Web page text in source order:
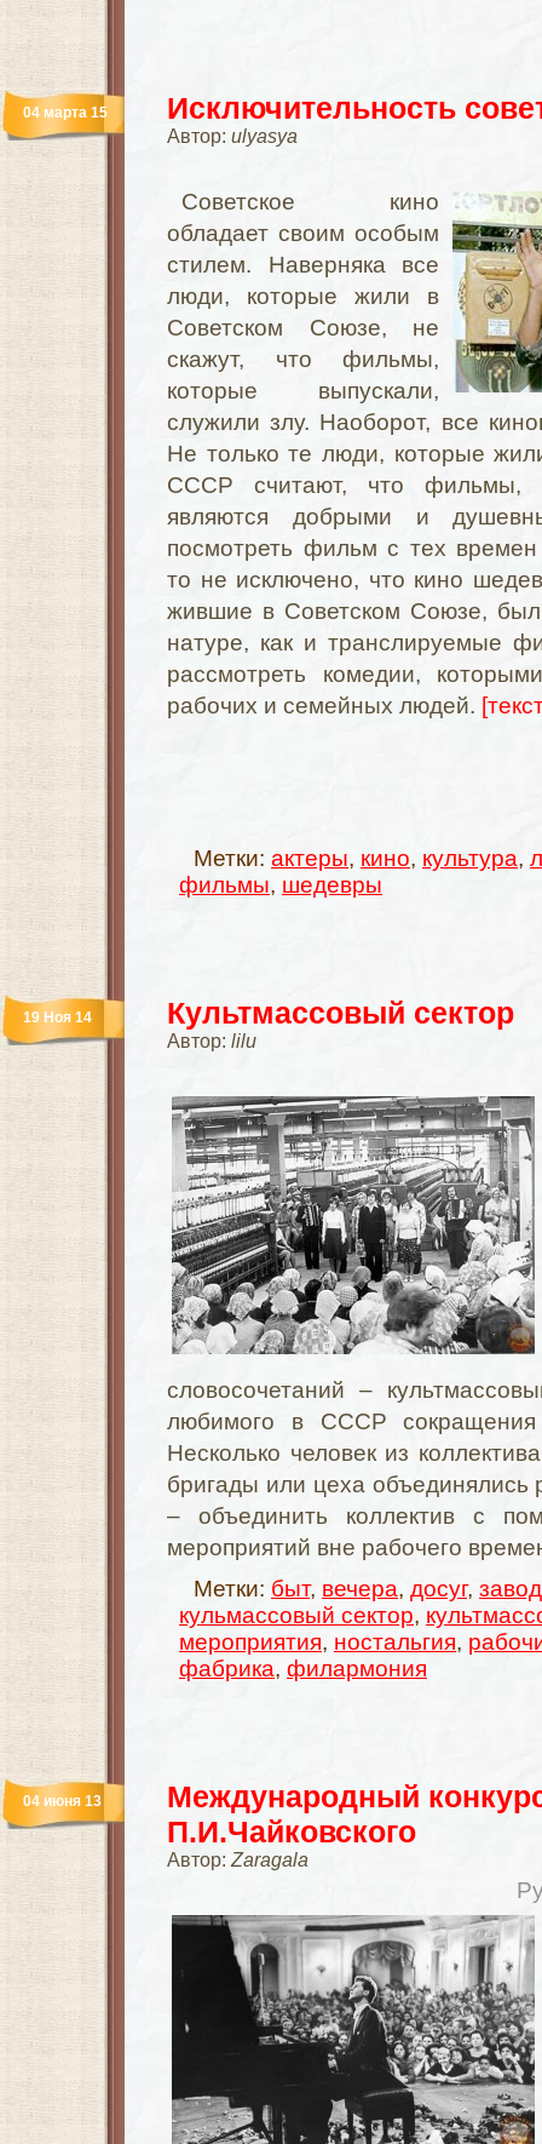
Исключительность
Автор: ulyasya
04 марта 15
Советское кино
обладает своим особым
стилем. Наверняка все
люди, которые жили в
Советском Союзе, не
скажут, что фильмы,
которые выпускали,
служили злу. Наоборот, все
Не только те люди, которые
СССР считают, что фильмы,
являются добрыми и
посмотреть фильм с тех
то не исключено, что кино
жившие в Советском Союзе,
натуре, как и транслируемые
рассмотреть комедии,
рабочих и семейных людей.
Метки: актеры, кино, культура,
фильмы, шедевры
Культмассовый сектор
Автор: lilu
19 Ноя 14
словосочетаний –
любимого в СССР сокращения
Несколько человек из
бригады или цеха объединялись
– объединить коллектив с
мероприятий вне рабочего
Метки: быт, вечера, досуг, завод
кульмассовый сектор,
мероприятия, ностальгия,
фабрика, филармония
Международный
П.И.Чайковского
Автор: Zaragala
04 июня 13